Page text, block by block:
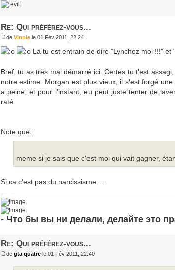
Re: Qui préférez-vous...
de Vinniele 01 Fév 2011, 22:24
Là tu est entrain de dire "Lynchez moi !!!" et
Bref, tu as très mal démarré ici. Certes tu t'est
notre estime. Morgan est plus vieux, il s'est forgé
a peine, et pour l'instant, eu peut juste tenter de
raté.
Note que :
meme si je sais que c'est moi qui vait gagner,
Si ca c'est pas du narcissisme.....
- Что бы вы ни делали, делайте это
Re: Qui préférez-vous...
de gta quatrele 01 Fév 2011, 22:40